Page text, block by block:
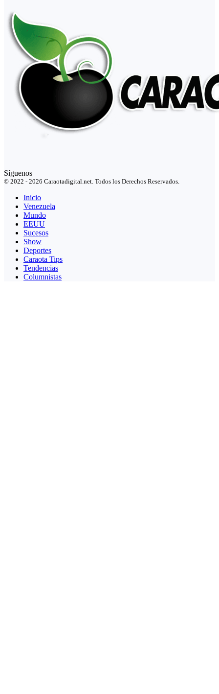
Síguenos
© 2022 - 2026 Caraotadigital.net. Todos los Derechos Reservados.
Inicio
Venezuela
Mundo
EEUU
Sucesos
Show
Deportes
Caraota Tips
Tendencias
Columnistas